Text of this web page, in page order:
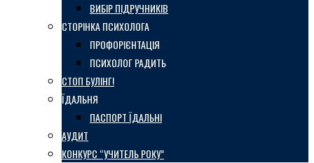
ВИБІР ПІДРУЧНИКІВ
СТОРІНКА ПСИХОЛОГА
ПРОФОРІЄНТАЦІЯ
ПСИХОЛОГ РАДИТЬ
СТОП БУЛІНГ!
ЇДАЛЬНЯ
ПАСПОРТ ЇДАЛЬНІ
АУДИТ
КОНКУРС “УЧИТЕЛЬ РОКУ”